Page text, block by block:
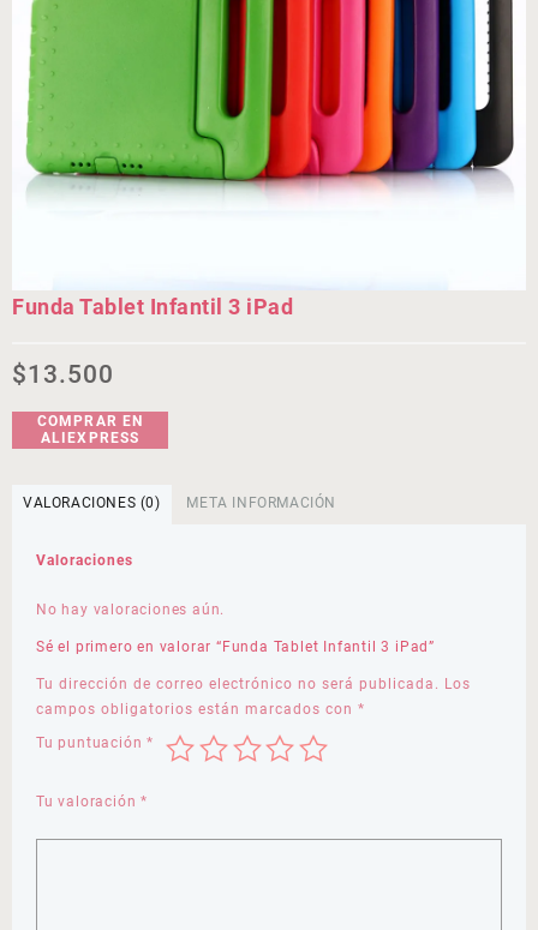
Funda Tablet Infantil 3 iPad
$13.500
COMPRAR EN
ALIEXPRESS
VALORACIONES (0) META INFORMACIÓN
Valoraciones
No hay valoraciones aún.
Sé el primero en valorar “Funda Tablet Infantil 3 iPad”
Tu dirección de correo electrónico no será publicada. Los
campos obligatorios están marcados con *
Tu puntuación*
Tu valoración*